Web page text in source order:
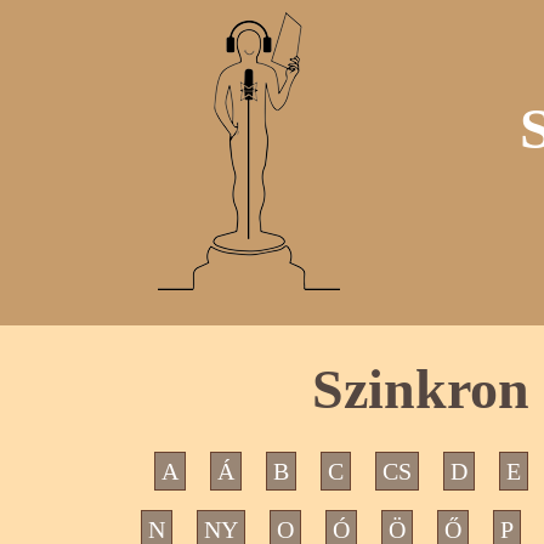
Szinkron
A Á B C CS D E
N NY O Ó Ö Ő P